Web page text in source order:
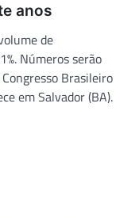
anos
de
Números serão
Brasileiro
em Salvador (BA).